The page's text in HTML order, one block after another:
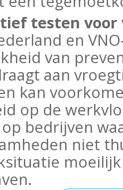
testen
en
van
aan
kan
op de
bedrijven
niet